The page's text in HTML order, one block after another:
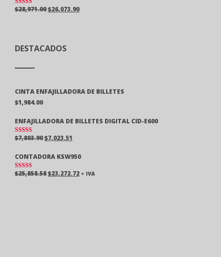
VALORAD
$28,971.00$26,073.90
DESTACADOS
CINTA ENFAJILLADORA DE BILLETES
$1,984.00
ENFAJILLADORA DE BILLETES DIGITAL CID-E600
VALORAD
$7,803.90$7,023.51
CONTADORA KSW950
VALORAD
$25,858.58$23,272.72 + IVA